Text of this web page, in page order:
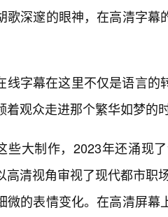
歌深邃的眼神，在高清字
线字幕在这里不仅是语言
着观众走进那个繁华如梦的
些大制作，2023年还涌现
高清视角审视了现代都市职
微的表情变化。在高清屏